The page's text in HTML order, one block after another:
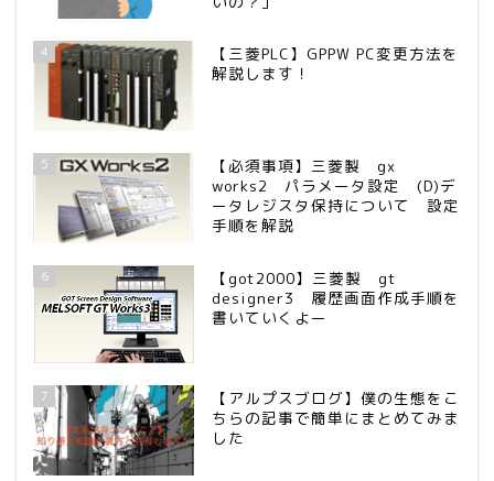
4
【三菱PLC】GPPW PC変更方法を
解説します！
5
【必須事項】三菱製 gx
works2 パラメータ設定 (D)デ
ータレジスタ保持について 設定
手順を解説
6
【got2000】三菱製 gt
designer3 履歴画面作成手順を
書いていくよー
7
【アルプスブログ】僕の生態をこ
ちらの記事で簡単にまとめてみま
した